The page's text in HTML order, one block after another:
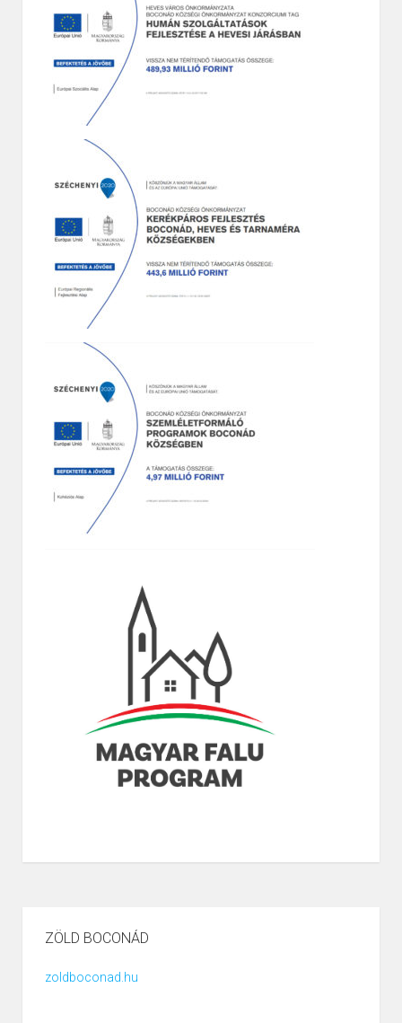
A rendezvény a TOP_PLUSZ_3.1.3-23-HE1-2024-000008
azonosítószámú a „Boconád község által vezetett
térségi humán fejlesztés” projekt által valósul meg.
ZÖLD BOCONÁD
zoldboconad.hu